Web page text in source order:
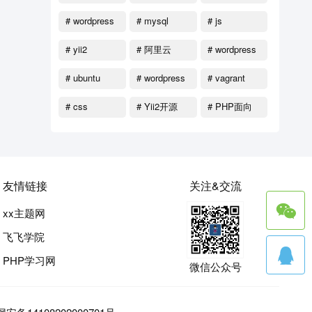
# wordpress
# mysql # js
# yii2 # 阿里云
# wordpress
# ubuntu
# wordpress
# vagrant
# css # Yii2开源
# PHP面向
友情链接
xx主题网
飞飞学院
PHP学习网
关注&交流
微信公众号